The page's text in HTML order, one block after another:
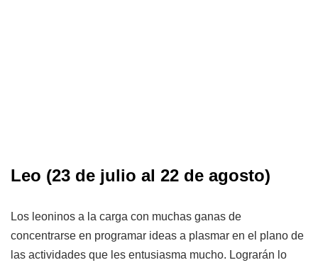
Leo (23 de julio al 22 de agosto)
Los leoninos a la carga con muchas ganas de
concentrarse en programar ideas a plasmar en el plano de
las actividades que les entusiasma mucho. Lograrán lo